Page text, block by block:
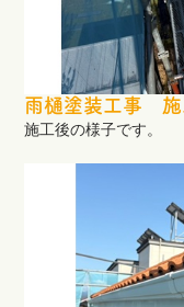
雨樋塗装工事 施
施工後の様子です。